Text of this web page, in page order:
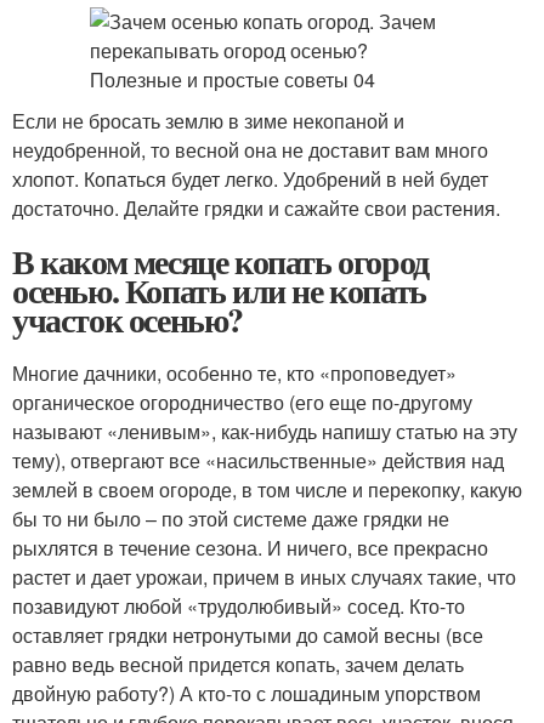
Если не бросать землю в зиме некопаной и
неудобренной, то весной она не доставит вам много
хлопот. Копаться будет легко. Удобрений в ней будет
достаточно. Делайте грядки и сажайте свои растения.
В каком месяце копать огород
осенью. Копать или не копать
участок осенью?
Многие дачники, особенно те, кто «проповедует»
органическое огородничество (его еще по-другому
называют «ленивым», как-нибудь напишу статью на эту
тему), отвергают все «насильственные» действия над
землей в своем огороде, в том числе и перекопку, какую
бы то ни было – по этой системе даже грядки не
рыхлятся в течение сезона. И ничего, все прекрасно
растет и дает урожаи, причем в иных случаях такие, что
позавидуют любой «трудолюбивый» сосед. Кто-то
оставляет грядки нетронутыми до самой весны (все
равно ведь весной придется копать, зачем делать
двойную работу?) А кто-то с лошадиным упорством